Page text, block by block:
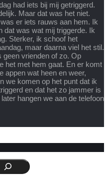
had iets bij mij getriggerd.
Maar dat was het niet.
er iets rauws aan hem. Ik
dat was wat mij triggerde. Ik
Sterker, ik schoof het
maar daarna viel het stil.
vrienden of zo. Op
het met hem gaat. En er komt
appen wat heen en weer,
we komen op het punt dat ik
en dat het zo jammer is
hangen we aan de telefoon